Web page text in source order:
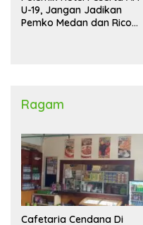
U-19, Jangan Jadikan
Pemko Medan dan Rico
Ragam
Cafetaria Cendana Di